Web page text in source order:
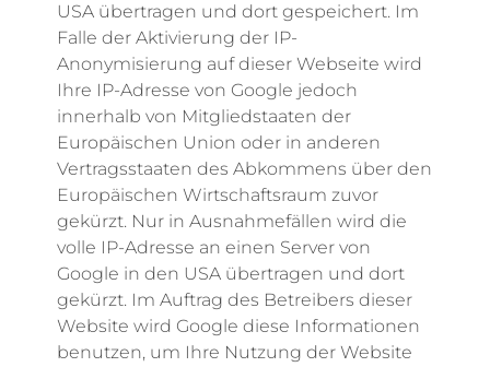
USA übertragen und dort gespeichert. Im
Falle der Aktivierung der IP-
Anonymisierung auf dieser Webseite wird
Ihre IP-Adresse von Google jedoch
innerhalb von Mitgliedstaaten der
Europäischen Union oder in anderen
Vertragsstaaten des Abkommens über den
Europäischen Wirtschaftsraum zuvor
gekürzt. Nur in Ausnahmefällen wird die
volle IP-Adresse an einen Server von
Google in den USA übertragen und dort
gekürzt. Im Auftrag des Betreibers dieser
Website wird Google diese Informationen
benutzen, um Ihre Nutzung der Website